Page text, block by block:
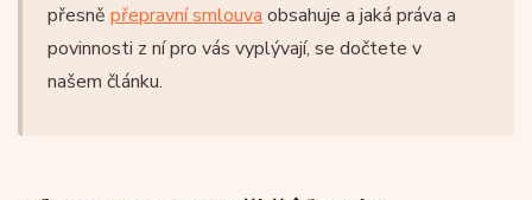
přesně přepravní smlouva obsahuje a jaká práva a
povinnosti z ní pro vás vyplývají, se dočtete v
našem článku.